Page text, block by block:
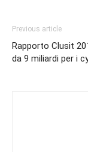
Previous article
Rapporto Clusit
da 9 miliardi per i